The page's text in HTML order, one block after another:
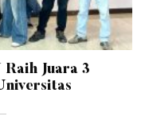
Juara 3